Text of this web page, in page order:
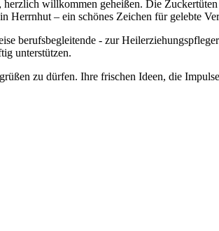
willkommen geheißen. Die
Herrnhut – ein schönes Zeichen für gelebte
berufsbegleitende - zur
unterstützen.
zu dürfen. Ihre frischen Ideen, die